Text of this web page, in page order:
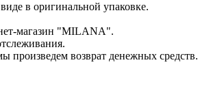
в оригинальной упаковке.
магазин "MILANA".
произведем возврат денежных средств.